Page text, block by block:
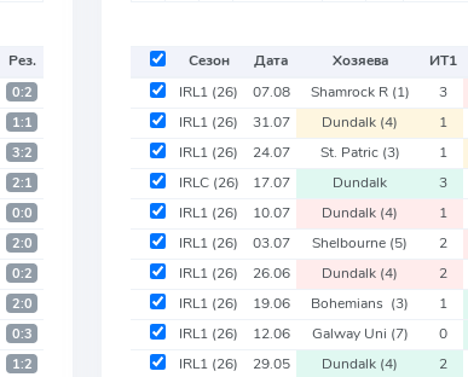
Рез.
0:2
1:1
3:2
2:1
0:0
2:0
0:2
2:0
0:3
1:2
Сезон Дата Хозяева ИТ1
IRL1 (26) 07.08 Shamrock R (1) 3
IRL1 (26) 31.07 Dundalk (4) 1
IRL1 (26) 24.07 St. Patric (3) 1
IRLC (26) 17.07 Dundalk 3
IRL1 (26) 10.07 Dundalk (4) 1
IRL1 (26) 03.07 Shelbourne (5) 2
IRL1 (26) 26.06 Dundalk (4) 2
IRL1 (26) 19.06 Bohemians (3) 1
IRL1 (26) 12.06 Galway Uni (7) 0
IRL1 (26) 29.05 Dundalk (4) 2